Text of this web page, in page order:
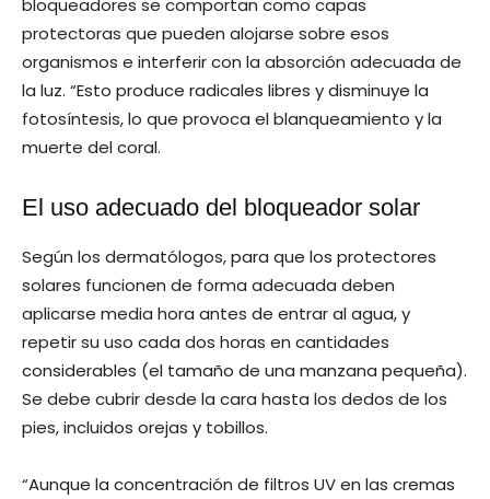
protectoras que pueden alojarse sobre esos
organismos e interferir con la absorción adecuada de
la luz. “Esto produce radicales libres y disminuye la
fotosíntesis, lo que provoca el blanqueamiento y la
muerte del coral.
El uso adecuado del bloqueador solar
Según los dermatólogos, para que los protectores
solares funcionen de forma adecuada deben
aplicarse media hora antes de entrar al agua, y
repetir su uso cada dos horas en cantidades
considerables (el tamaño de una manzana pequeña).
Se debe cubrir desde la cara hasta los dedos de los
pies, incluidos orejas y tobillos.
“Aunque la concentración de filtros UV en las cremas